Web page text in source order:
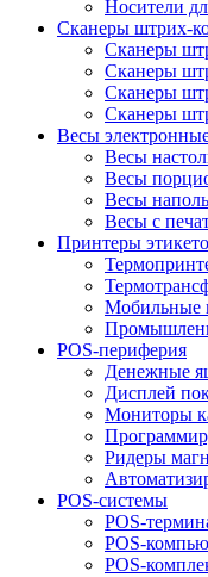
Носители
Сканеры штрих-
Сканеры
Сканеры
Сканеры
Сканеры
Весы
Весы
Весы
Весы
Весы с
Принтеры
Мобильные
POS-периферия
Денежные
Дисплей
Мониторы
Ридеры
POS-системы
POS-
POS-
POS-